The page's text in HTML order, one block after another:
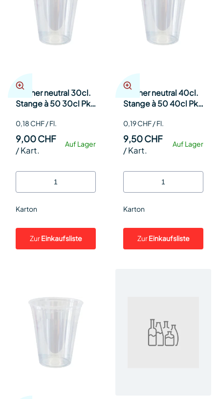
Becher neutral 30cl.
Stange à 50 30cl Pk
0,18 CHF / Fl.
Auf Lager
9,00 CHF
/Kart.
Karton
ZurEinkaufsliste
Becher neutral 40cl.
Stange à 50 40cl Pk
0,19 CHF / Fl.
Auf Lager
9,50 CHF
/Kart.
Karton
ZurEinkaufsliste